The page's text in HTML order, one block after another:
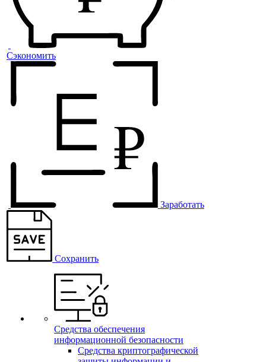
Сэкономить
Заработать
Сохранить
Средства обеспечения
информационной безопасности
Средства криптографической